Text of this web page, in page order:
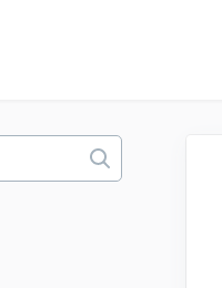
Toggle
Search